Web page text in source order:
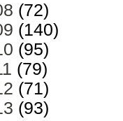
(72)
(140)
(95)
(79)
(71)
(93)